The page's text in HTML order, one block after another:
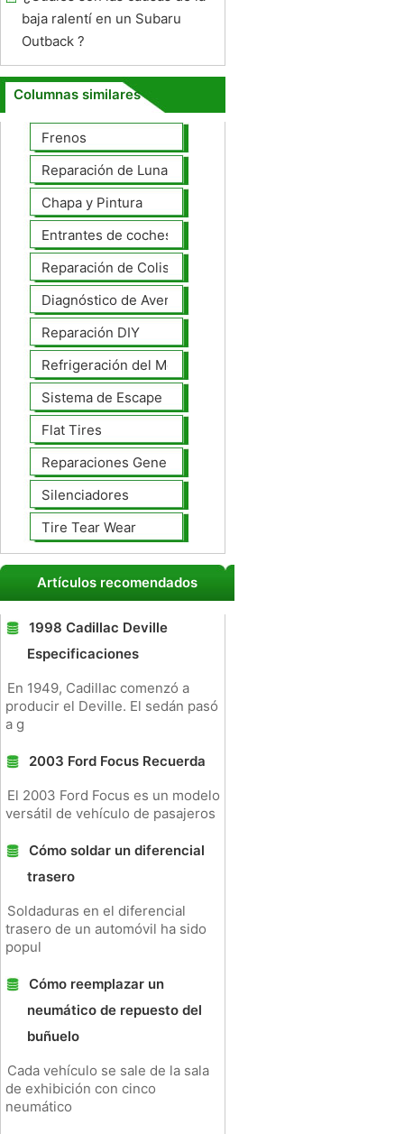
baja ralentí en un Subaru
Outback ?
Columnas similares
Frenos
Reparación de Lunas
Chapa y Pintura
Entrantes de coches
Reparación de Colisiones
Diagnóstico de Averías
Reparación DIY
Refrigeración del Motor
Sistema de Escape
Flat Tires
Reparaciones Generales
Silenciadores
Tire Tear Wear
Artículos recomendados
1998 Cadillac Deville
Especificaciones
En 1949, Cadillac comenzó a
producir el Deville. El sedán pasó
a g
2003 Ford Focus Recuerda
El 2003 Ford Focus es un modelo
versátil de vehículo de pasajeros
Cómo soldar un diferencial
trasero
Soldaduras en el diferencial
trasero de un automóvil ha sido
popul
Cómo reemplazar un
neumático de repuesto del
buñuelo
Cada vehículo se sale de la sala
de exhibición con cinco
neumático